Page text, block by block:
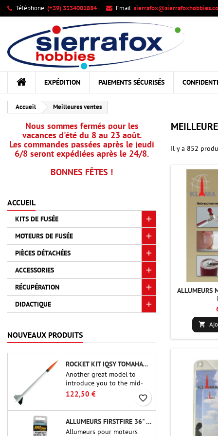
Téléphone:(+39) 3334001884 Email:
EXPÉDITION PAIEMENTS SÉCURISÉS
Accueil Meilleures ventes
Nous sommes fermés pour les
vacances d'été du 8 au 23 août.
Les commandes passées après le jeudi
6/8 seront expédiées après le 24/8.
BONNES FÊTES !
ACCUEIL
KITS DE FUSÉE
MOTEURS DE FUSÉE
PIÈCES DÉTACHÉES
ACCESSORIES
RÉCUPÉRATION
DIDACTIQUE
NOUVEAUX PRODUITS
ROCKET KIT IQSY TOMAHAWK - AEROTECH
Another great model to
introduce you to the mid-
power.A scale replica of a
famous sounding rocket,
small in size and peefect to
move to higher-level kits.
122,50 € favorite_border
ALLUMEURS FIRSTFIRE 36" - AEROTECH
Allumeurs pour moteurs
Il y a 852
ALLUMEURS
